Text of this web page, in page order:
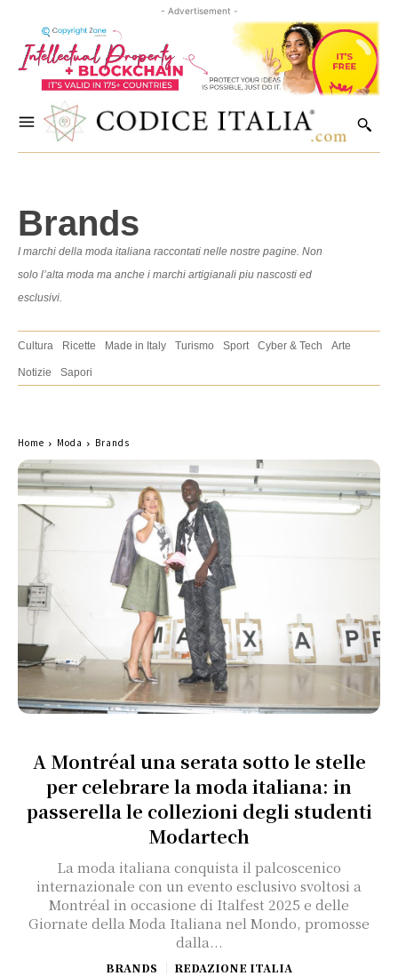
- Advertisement -
Brands
I marchi della moda italiana raccontati nelle nostre pagine. Non
solo l’alta moda ma anche i marchi artigianali piu nascosti ed
esclusivi.
Cultura Ricette Made in Italy Turismo Sport Cyber & Tech Arte
Notizie Sapori
Home Moda Brands
A Montréal una serata sotto le stelle
per celebrare la moda italiana: in
passerella le collezioni degli studenti
Modartech
La moda italiana conquista il palcoscenico
internazionale con un evento esclusivo svoltosi a
Montréal in occasione di Italfest 2025 e delle
Giornate della Moda Italiana nel Mondo, promosse
dalla...
BRANDS REDAZIONE ITALIA